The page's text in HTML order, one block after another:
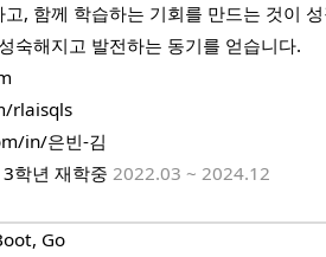
, 함께 학습하는 기회를 만드는 것이
숙해지고 발전하는 동기를 얻습니다.
rlaisqls
in/은빈-김
학년 재학중 2022.03 ~ 2024.12
Go